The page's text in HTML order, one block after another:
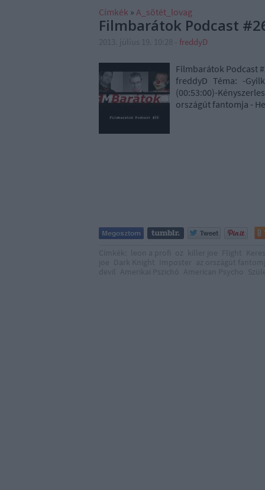
Címkék » A_sötét_lovag
Filmbarátok Podcast
freddyD
Filmbarátok Podcast
freddyD Téma: -
(00:53:00)-
országút fantomja -